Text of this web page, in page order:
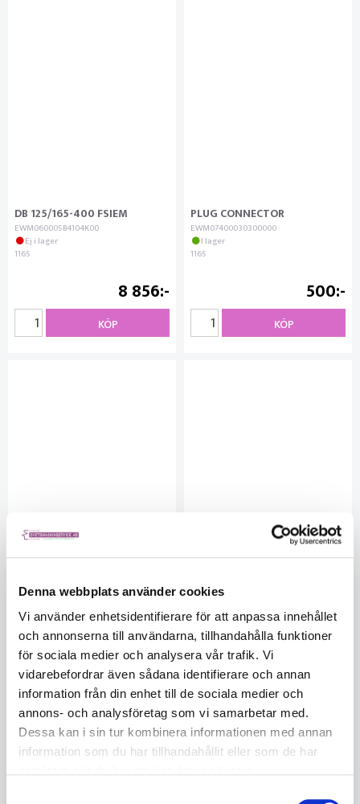
Denna webbplats använder cookies
Vi använder enhetsidentifierare för att anpassa innehållet
och annonserna till användarna, tillhandahålla funktioner
för sociala medier och analysera vår trafik. Vi
vidarebefordrar även sådana identifierare och annan
information från din enhet till de sociala medier och
annons- och analysföretag som vi samarbetar med.
Dessa kan i sin tur kombinera informationen med annan
information som du har tillhandahållit eller som de har
DB 125/165-400 FSIEM
EWM060005B4104K00
Ej i lager
1165
8 856
KÖP
PLUG CONNECTOR
EWM07400030300000
I lager
1165
500
KÖP
Primary switch, negative
EWM08000029400000
Ej i lager
1165
5 443
KÖP
ADAPTOR WIRE FEED ROLLERS
EWM09400227100000
I lager
1165
1 505
KÖP